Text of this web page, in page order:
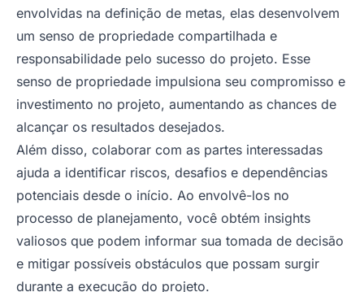
envolvidas na definição de metas, elas desenvolvem
um senso de propriedade compartilhada e
responsabilidade pelo sucesso do projeto. Esse
senso de propriedade impulsiona seu compromisso e
investimento no projeto, aumentando as chances de
alcançar os resultados desejados.
Além disso, colaborar com as partes interessadas
ajuda a identificar riscos, desafios e dependências
potenciais desde o início. Ao envolvê-los no
processo de planejamento, você obtém insights
valiosos que podem informar sua tomada de decisão
e mitigar possíveis obstáculos que possam surgir
durante a execução do projeto.